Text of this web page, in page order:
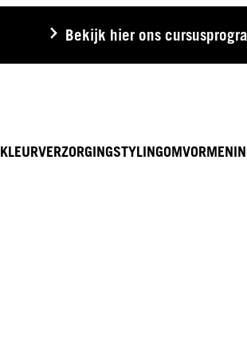
Bekijk hier ons
KLEURVERZORGINGSTYLINGOMVORMEN